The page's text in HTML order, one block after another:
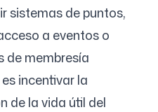
sistemas de puntos,
a eventos o
de membresía
incentivar la
de la vida útil del